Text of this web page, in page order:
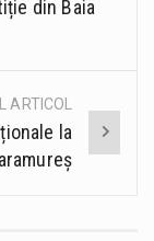
din Baia
ARTICOL
la